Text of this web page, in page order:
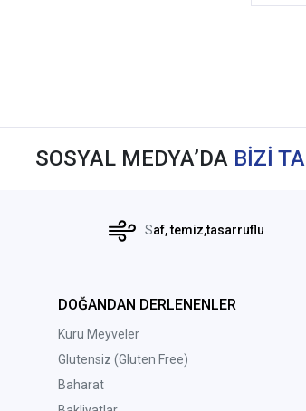
SOSYAL MEDYA’DA BİZİ
Saf, temiz,tasarruflu
DOĞANDAN DERLENENLER
Kuru Meyveler
Glutensiz (Gluten Free)
Baharat